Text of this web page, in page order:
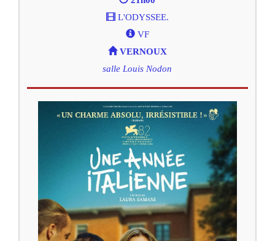
L'ODYSSEE.
VF
VERNOUX
salle Louis Nodon